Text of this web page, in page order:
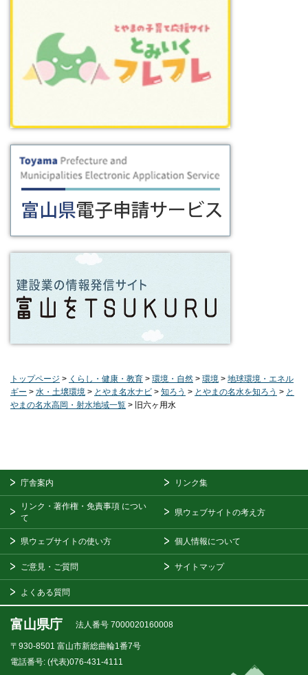
トップページ > くらし・健康・教育 > 環境・自然 > 環境 > 地球環境・エネル
ギー > 水・土壌環境 > とやま名水ナビ > 知ろう > とやまの名水を知ろう > と
やまの名水高岡・射水地域一覧 > 旧六ヶ用水
庁舎案内 リンク集
リンク・著作権・免責事項 につい
て
県ウェブサイトの考え方
県ウェブサイトの使い方 個人情報について
ご意見・ご質問 サイトマップ
よくある質問
富山県庁 法人番号 7000020160008
〒930-8501 富山市新総曲輪1番7号
電話番号: (代表)076-431-4111